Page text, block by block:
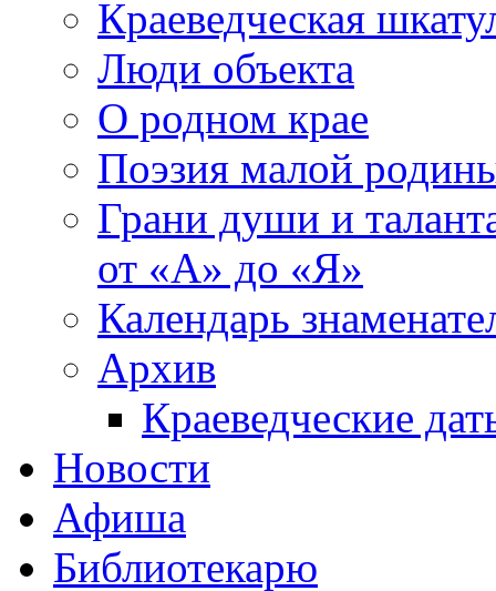
Краеведческая
Люди объекта
О родном крае
Поэзия малой
Грани души и
от «А» до «Я»
Календарь
Архив
Краеведческие
Новости
Афиша
Библиотекарю